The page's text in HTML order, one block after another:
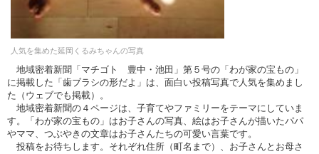
人気を集めた延岡くるみちゃんの写真
地域密着新聞「マチゴト 豊中・池田」第５号の「わが家の宝もの」
に掲載した「歯ブラシの形だよ」は、面白い投稿写真で人気を集めまし
た（ウェブでも掲載）。
地域密着新聞の４ページは、子育てやファミリーをテーマにしていま
す。「わが家の宝もの」はお子さんの写真、絵はお子さんが描いたパパ
やママ、つぶやきの文章はお子さんたちの可愛い言葉です。
投稿をお待ちします。それぞれ住所（町名まで）、お子さんとお母さ